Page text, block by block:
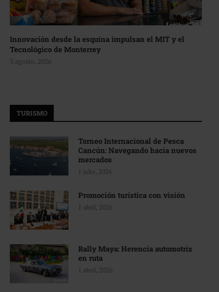
Innovación desde la esquina impulsan el MIT y el
Tecnológico de Monterrey
3 agosto, 2026
TURISMO
Torneo Internacional de Pesca
Cancún: Navegando hacia nuevos
mercados
1 julio, 2026
Promoción turística con visión
1 abril, 2026
Rally Maya: Herencia automotriz
en ruta
1 abril, 2026